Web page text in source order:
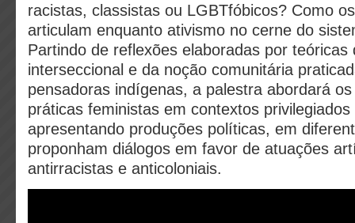
racistas, classistas ou LGBTfóbicos? Como
articulam enquanto ativismo no cerne do
Partindo de reflexões elaboradas por teóricas
interseccional e da noção comunitária
pensadoras indígenas, a palestra abordará
práticas feministas em contextos
apresentando produções políticas, em
proponham diálogos em favor de atuações
antirracistas e anticoloniais.